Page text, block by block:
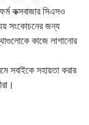
কক্সবাজার সিএসও
সংকোচনের জন্য
কাজে লাগানোর
সবাইকে সহায়তা করার